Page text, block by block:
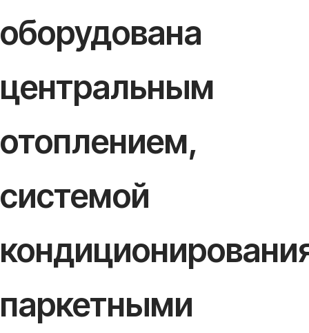
оборудована
центральным
отоплением,
системой
паркетными